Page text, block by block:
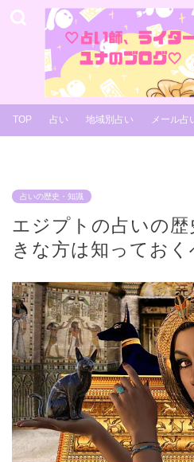
TOP 占い 地域別占い メール占
占いの歴史・知識
エジプトの占いの
きな方は知っておく